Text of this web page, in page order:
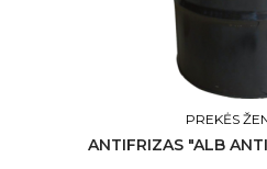
PREKĖS
ANTIFRIZAS "ALB